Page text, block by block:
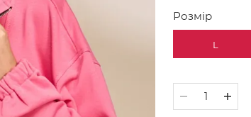
Розмір
L